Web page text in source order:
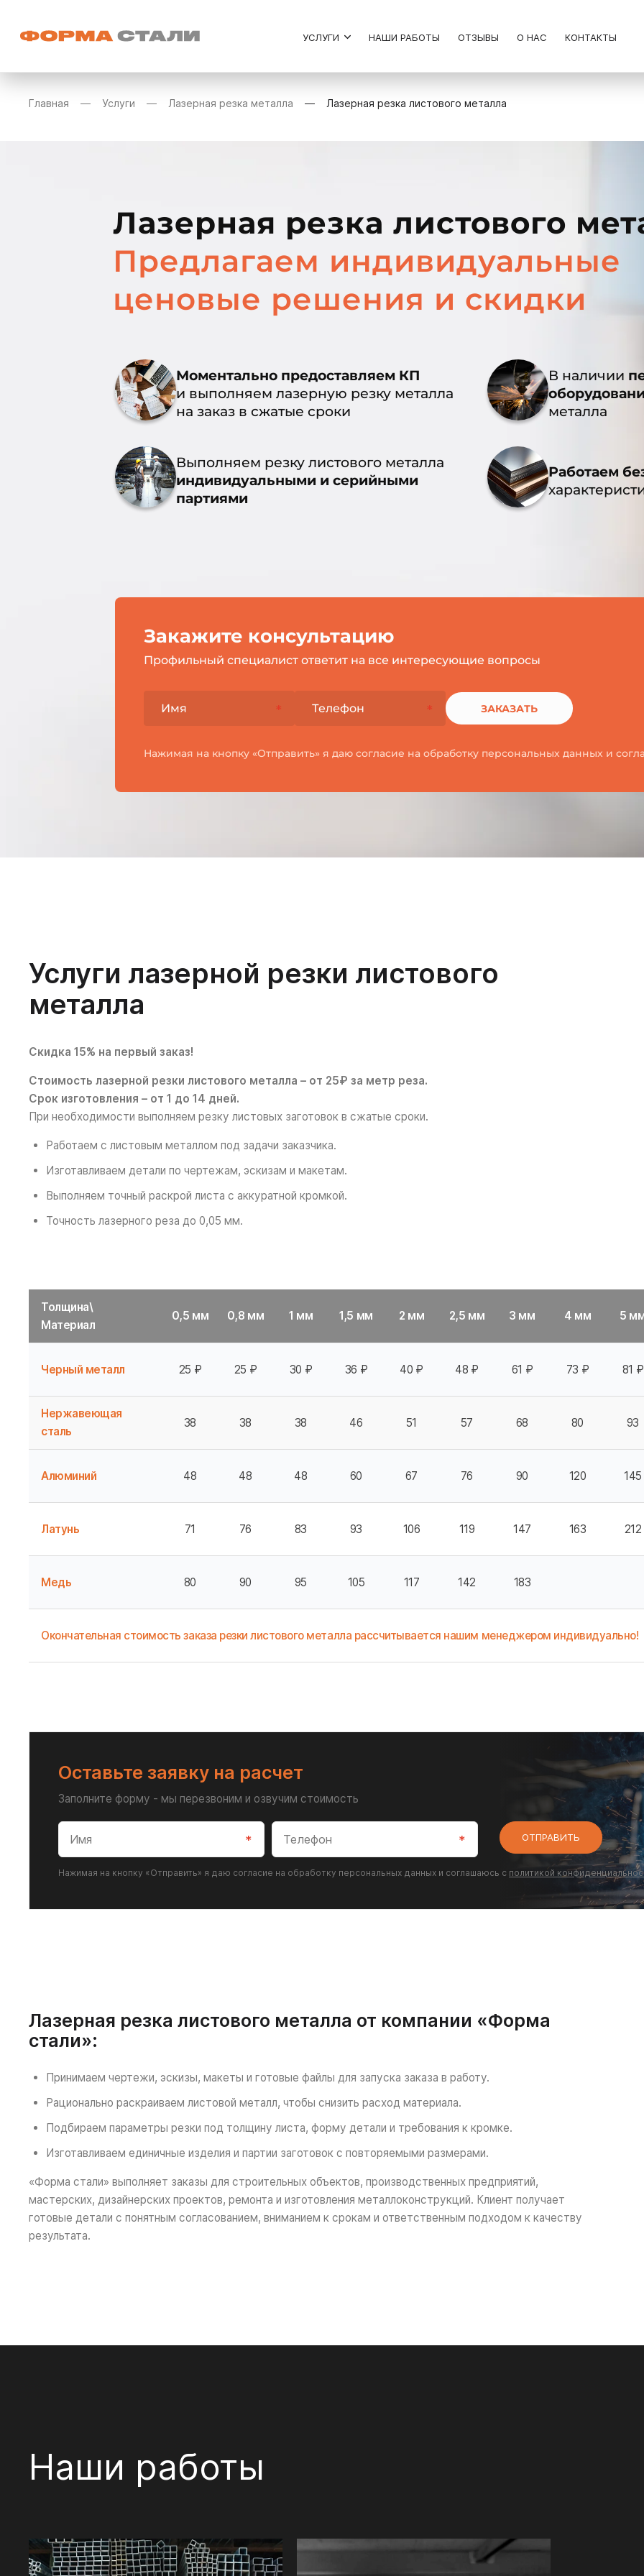
УСЛУГИ НАШИ РАБОТЫ ОТЗЫВЫ О НАС КОНТАКТЫ
Главная Услуги Лазерная резка металла Лазерная резка листового металла
Лазерная резка листового
Предлагаем индивидуальные
ценовые решения и скидки
Моментально предоставляем КП
и выполняем лазерную резку металла
на заказ в сжатые сроки
В наличии
металла
Выполняем резку листового металла
индивидуальными и серийными
партиями
Работаем
Закажите консультацию
Профильный специалист ответит на все интересующие вопросы
ЗАКАЗАТЬ
Нажимая на кнопку «Отправить» я даю согласие на обработку персональных данных и
Услуги лазерной резки листового
металла
Скидка 15% на первый заказ!
Стоимость лазерной резки листового металла – от 25₽ за метр реза.
Срок изготовления – от 1 до 14 дней.
При необходимости выполняем резку листовых заготовок в сжатые сроки.
Работаем с листовым металлом под задачи заказчика.
Изготавливаем детали по чертежам, эскизам и макетам.
Выполняем точный раскрой листа с аккуратной кромкой.
Точность лазерного реза до 0,05 мм.
Толщина\
Материал
0,5 мм 0,8 мм 1 мм 1,5 мм 2 мм 2,5 мм 3 мм 4 мм 5
Черный металл 25 ₽ 25 ₽ 30 ₽ 36 ₽ 40 ₽ 48 ₽ 61 ₽ 73 ₽ 81 ₽
Нержавеющая
сталь
38 38 38 46 51 57 68 80 93
Алюминий 48 48 48 60 67 76 90 120 145
Латунь 71 76 83 93 106 119 147 163 212
Медь 80 90 95 105 117 142 183
Окончательная стоимость заказа резки листового металла рассчитывается нашим менеджером индивидуально!
Оставьте заявку на расчет
Заполните форму - мы перезвоним и озвучим стоимость
ОТПРАВИТЬ
Нажимая на кнопку «Отправить» я даю согласие на обработку персональных данных и соглашаюсь с политикой
Лазерная резка листового металла от компании «Форма
стали»:
Принимаем чертежи, эскизы, макеты и готовые файлы для запуска заказа в работу.
Рационально раскраиваем листовой металл, чтобы снизить расход материала.
Подбираем параметры резки под толщину листа, форму детали и требования к кромке.
Изготавливаем единичные изделия и партии заготовок с повторяемыми размерами.
«Форма стали» выполняет заказы для строительных объектов, производственных предприятий,
мастерских, дизайнерских проектов, ремонта и изготовления металлоконструкций. Клиент получает
готовые детали с понятным согласованием, вниманием к срокам и ответственным подходом к качеству
результата.
Наши работы